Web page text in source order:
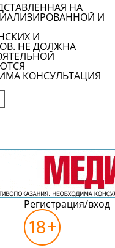
НА
И
И
НЕ ДОЛЖНА
КОНСУЛЬТАЦИЯ
Регистрация/вход